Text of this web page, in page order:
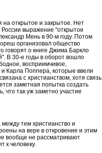
на открытое и закрытое. Нет
выражение "открытое
Мень в 90-м году. Потом
организовал общество
говорят о книге Джима Баркло
В 30-е годы в оборот вошло
восприимчивое,
Карла Поппера, которые ввели
с христианством, хотя связь
заметная попытка создать
что так уж заметно участие
тем христианство и
на вере в откровение и этим
вообще не рассматривают
к человеку.